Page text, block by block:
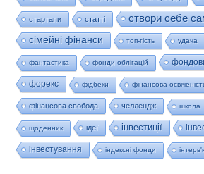
стартапи статті створи себе
сімейні фінанси топ-гість удача
фантастика фонди облігацій
форекс фідбеки фінансова
фінансова свобода челлендж школа
щоденник ідеї інвестиції
інвестування індексні фонди